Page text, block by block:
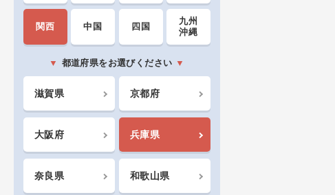
関西 中国 四国
九州
沖縄
都道府県をお選びください
滋賀県 京都府
大阪府 兵庫県
奈良県 和歌山県